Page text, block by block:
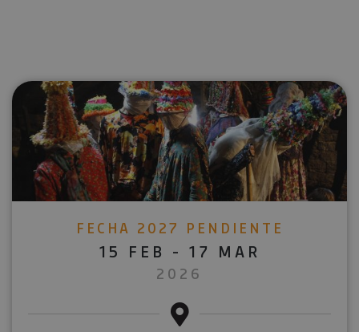
FECHA 2027 PENDIENTE
15 FEB - 17 MAR
2026